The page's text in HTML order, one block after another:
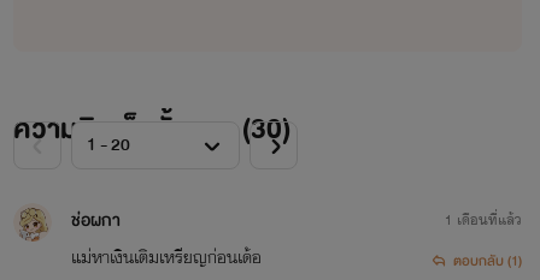
ความคิดเห็นทั้งหมด (30)
ช่อผกา
แม่หาเงินเติมเหรียญก่อนเด้อ
1 เดือนที่แล้ว
ตอบกลับ (1)